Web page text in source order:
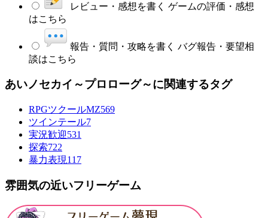
レビュー・感想を書く ゲームの評価・感想
はこちら
報告・質問・攻略を書く バグ報告・要望相
談はこちら
あいノセカイ～プロローグ～に関連するタグ
RPGツクールMZ569
ツインテール7
実況歓迎531
探索722
暴力表現117
雰囲気の近いフリーゲーム